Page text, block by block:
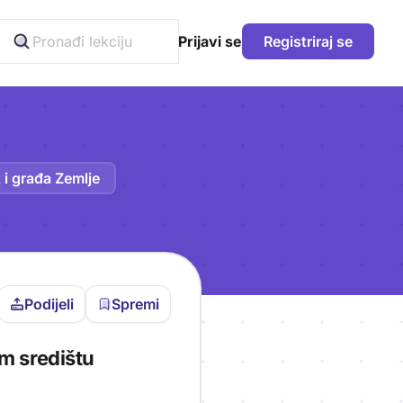
Prijavi se Registriraj se
građa Zemlje
Podijeli Spremi
da bi pohranio
središtu